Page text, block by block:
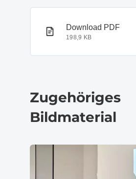
PDF-Dokument
Download PDF
198,9 KB
Zugehöriges
Bildmaterial